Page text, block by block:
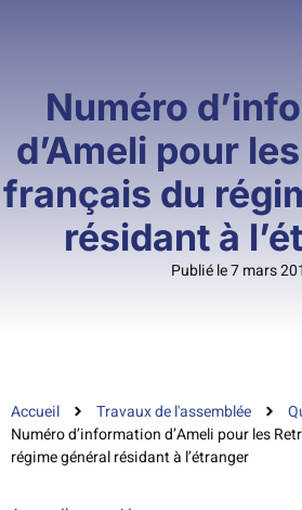
Numéro
d’Ameli pour
français du
résidant à
Publié le 7 mars
Accueil Travaux de l'assemblée
Numéro d’information d’Ameli pour les
régime général résidant à l’étranger